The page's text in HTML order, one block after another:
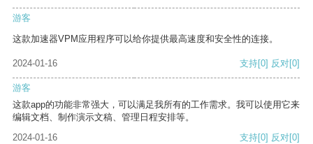
游客
这款加速器VPM应用程序可以给你提供最高速度和安全性的连接。
2024-01-16 支持[0] 反对[0]
游客
这款app的功能非常强大，可以满足我所有的工作需求。我可以使用它来
编辑文档、制作演示文稿、管理日程安排等。
2024-01-16
支持[0] 反对[0]